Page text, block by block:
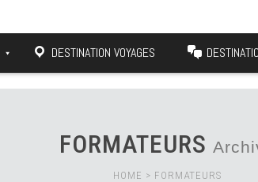
DESTINATION VOYAGES
FORMATEURS
HOME > FORMATEURS